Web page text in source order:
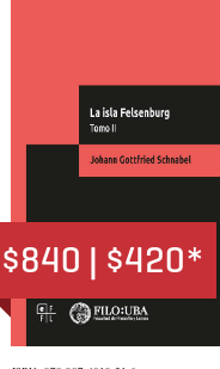
$840 | $420*